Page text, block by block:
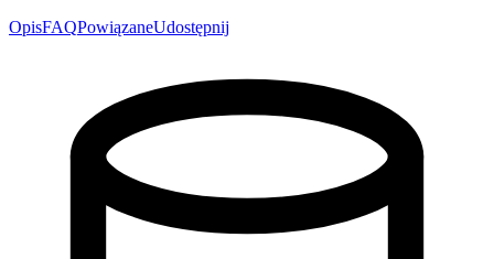
OpisFAQPowiązaneUdostępnij